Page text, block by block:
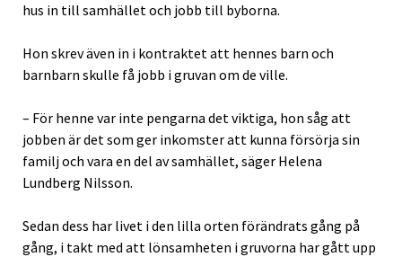
hus in till samhället och jobb till byborna.
Hon skrev även in i kontraktet att hennes barn och
barnbarn skulle få jobb i gruvan om de ville.
– För henne var inte pengarna det viktiga, hon såg att
jobben är det som ger inkomster att kunna försörja sin
familj och vara en del av samhället, säger Helena
Lundberg Nilsson.
Sedan dess har livet i den lilla orten förändrats gång på
gång, i takt med att lönsamheten i gruvorna har gått upp